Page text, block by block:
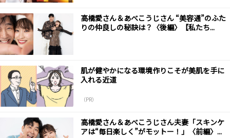
高橋愛さん＆あべこうじさん “美容通”のふた
りの仲良しの秘訣は？〈後編〉【私たち...
肌が健やかになる環境作りこそが美肌を手に
入れる近道
（PR）
高橋愛さん＆あべこうじさん夫妻「スキンケ
アは“毎日楽しく”がモットー！」〈前編〉...